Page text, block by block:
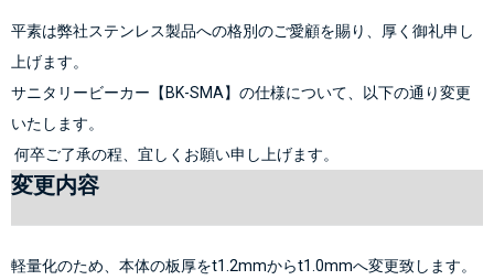
平素は弊社ステンレス製品への格別のご愛顧を賜り、厚く御礼申し
上げます。
サニタリービーカー【BK-SMA】の仕様について、以下の通り変更
いたします。
何卒ご了承の程、宜しくお願い申し上げます。
変更内容
軽量化のため、本体の板厚をt1.2mmからt1.0mmへ変更致します。